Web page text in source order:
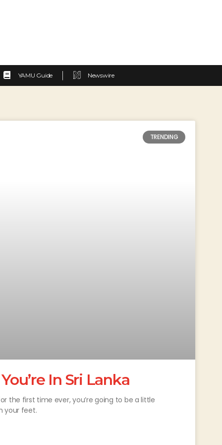
YAMU Guide Newswire
TRENDING
In Sri Lanka
the first time ever, you’re going to be a little
your feet.